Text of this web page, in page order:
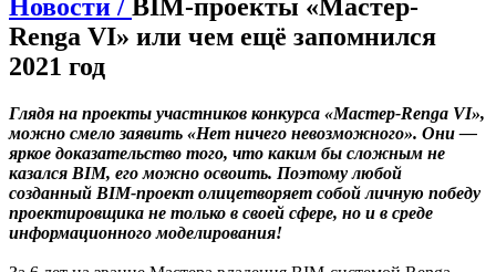
Новости / BIM-проекты «Мастер-
Renga VI» или чем ещё запомнился
2021 год
Глядя на проекты участников конкурса «Мастер-Renga VI»,
можно смело заявить «Нет ничего невозможного». Они —
яркое доказательство того, что каким бы сложным не
казался BIM, его можно освоить. Поэтому любой
созданный BIM-проект олицетворяет собой личную победу
проектировщика не только в своей сфере, но и в среде
информационного моделирования!